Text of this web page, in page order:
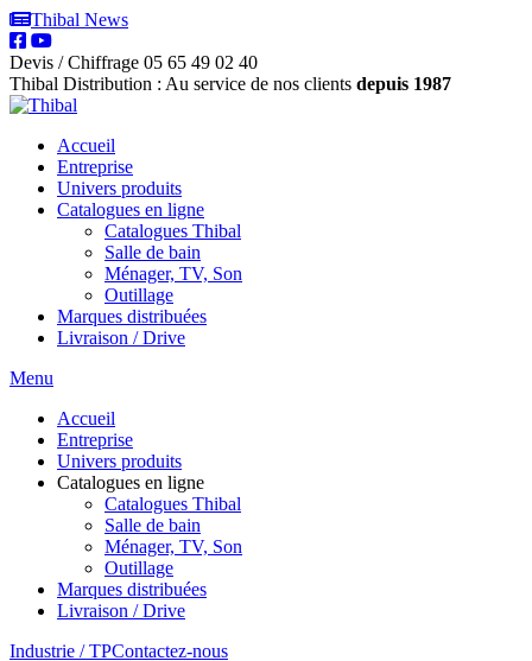
Thibal News
Devis / Chiffrage 05 65 49 02 40
Thibal Distribution : Au service de nos clients depuis 1987
Accueil
Entreprise
Univers produits
Catalogues en ligne
Catalogues Thibal
Salle de bain
Ménager, TV, Son
Outillage
Marques distribuées
Livraison / Drive
Menu
Accueil
Entreprise
Univers produits
Catalogues en ligne
Catalogues Thibal
Salle de bain
Ménager, TV, Son
Outillage
Marques distribuées
Livraison / Drive
Industrie / TPContactez-nous